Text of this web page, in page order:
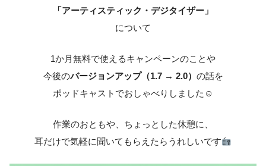
「アーティスティック・デジタイザー」
について
1か月無料で使えるキャンペーンのことや
今後のバージョンアップ（1.7 → 2.0） の話を
ポッドキャストでおしゃべりしました☺
作業のおともや、ちょっとした休憩に、
耳だけで気軽に聞いてもらえたらうれしいです